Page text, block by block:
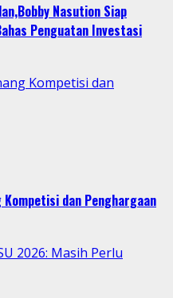
Nasution Siap
Penguatan Investasi
Kompetisi dan
Kompetisi dan Penghargaan
2026: Masih Perlu